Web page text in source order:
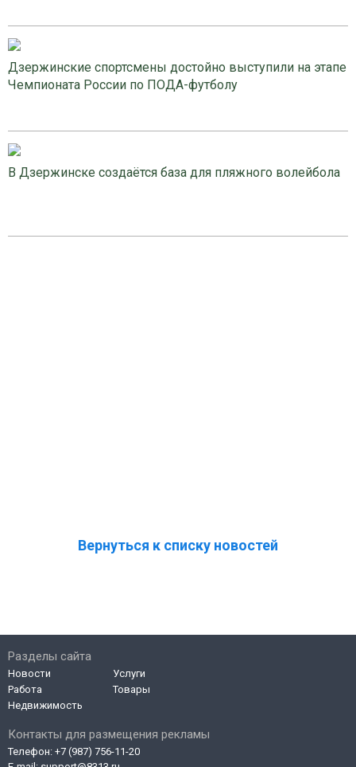
Дзержинские спортсмены достойно выступили на этапе
Чемпионата России по ПОДА-футболу
В Дзержинске создаётся база для пляжного волейбола
Вернуться к списку новостей
Контакты для размещения рекламы
Телефон: +7 (987) 756-11-20
Разделы сайта
Новости
Работа
Недвижимость
Услуги
Товары